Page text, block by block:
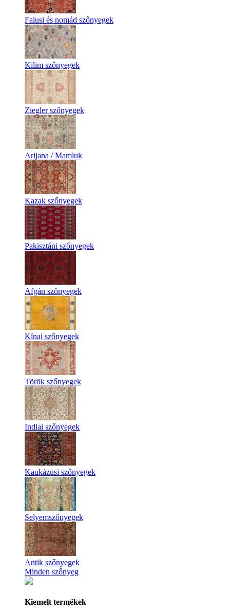
Falusi és nomád szőnyegek
Kilim szőnyegek
Ziegler szőnyegek
Arijana / Mamluk
Kazak szőnyegek
Pakisztáni szőnyegek
Afgán szőnyegek
Kínai szőnyegek
Török szőnyegek
Indiai szőnyegek
Kaukázusi szőnyegek
Selyemszőnyegek
Antik szőnyegek
Minden szőnyeg
Kiemelt termékek